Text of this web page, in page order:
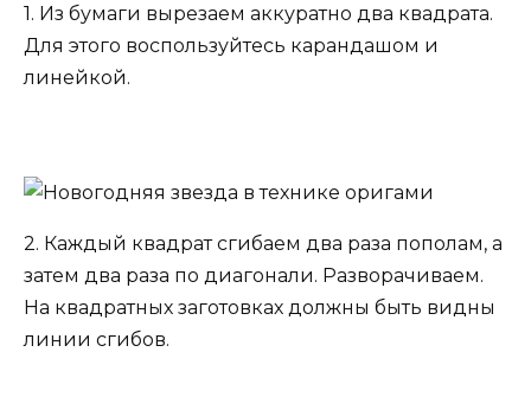
1. Из бумаги вырезаем аккуратно два квадрата.
Для этого воспользуйтесь карандашом и
линейкой.
2. Каждый квадрат сгибаем два раза пополам, а
затем два раза по диагонали. Разворачиваем.
На квадратных заготовках должны быть видны
линии сгибов.